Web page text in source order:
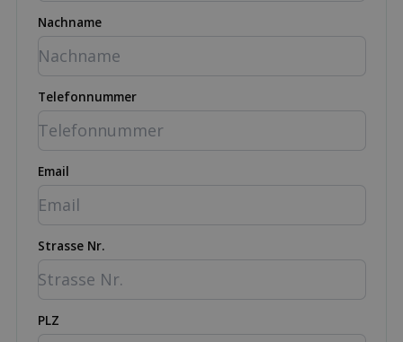
Nachname
Telefonnummer
Email
Strasse Nr.
PLZ